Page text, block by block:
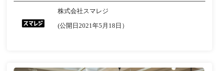
株式会社スマレジ
(公開日2021年5月18日）